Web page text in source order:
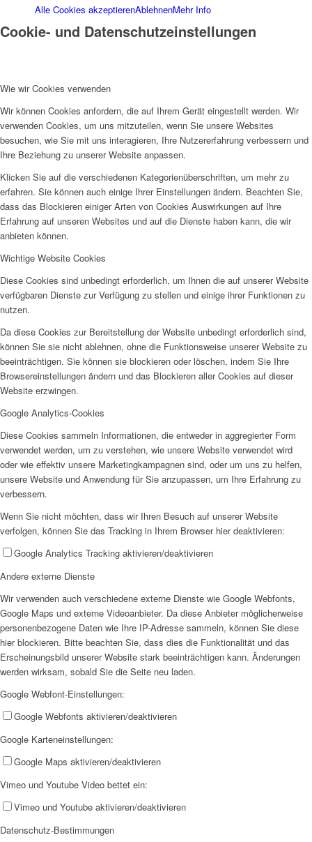
AHOI II
PKD
– die Termine
Kinderschutz
Offene Jugendarbeit
Kita
Alle Cookies akzeptierenAblehnenMehr Info
Cookie- und Datenschutzeinstellungen
Wie wir Cookies verwenden
Wir können Cookies anfordern, die auf Ihrem Gerät eingestellt werden. Wir
verwenden Cookies, um uns mitzuteilen, wenn Sie unsere Websites
besuchen, wie Sie mit uns interagieren, Ihre Nutzererfahrung verbessern und
Ihre Beziehung zu unserer Website anpassen.
Klicken Sie auf die verschiedenen Kategorienüberschriften, um mehr zu
erfahren. Sie können auch einige Ihrer Einstellungen ändern. Beachten Sie,
dass das Blockieren einiger Arten von Cookies Auswirkungen auf Ihre
Erfahrung auf unseren Websites und auf die Dienste haben kann, die wir
anbieten können.
Wichtige Website Cookies
Diese Cookies sind unbedingt erforderlich, um Ihnen die auf unserer Website
verfügbaren Dienste zur Verfügung zu stellen und einige ihrer Funktionen zu
nutzen.
Da diese Cookies zur Bereitstellung der Website unbedingt erforderlich sind,
können Sie sie nicht ablehnen, ohne die Funktionsweise unserer Website zu
beeinträchtigen. Sie können sie blockieren oder löschen, indem Sie Ihre
Browsereinstellungen ändern und das Blockieren aller Cookies auf dieser
Website erzwingen.
Google Analytics-Cookies
Diese Cookies sammeln Informationen, die entweder in aggregierter Form
verwendet werden, um zu verstehen, wie unsere Website verwendet wird
oder wie effektiv unsere Marketingkampagnen sind, oder um uns zu helfen,
unsere Website und Anwendung für Sie anzupassen, um Ihre Erfahrung zu
verbessern.
Wenn Sie nicht möchten, dass wir Ihren Besuch auf unserer Website
verfolgen, können Sie das Tracking in Ihrem Browser hier deaktivieren:
Google Analytics Tracking aktivieren/deaktivieren
Andere externe Dienste
Wir verwenden auch verschiedene externe Dienste wie Google Webfonts,
Google Maps und externe Videoanbieter. Da diese Anbieter möglicherweise
personenbezogene Daten wie Ihre IP-Adresse sammeln, können Sie diese
hier blockieren. Bitte beachten Sie, dass dies die Funktionalität und das
Erscheinungsbild unserer Website stark beeinträchtigen kann. Änderungen
werden wirksam, sobald Sie die Seite neu laden.
Google Webfont-Einstellungen:
Google Webfonts aktivieren/deaktivieren
Google Karteneinstellungen:
Google Maps aktivieren/deaktivieren
Vimeo und Youtube Video bettet ein:
Vimeo und Youtube aktivieren/deaktivieren
Datenschutz-Bestimmungen